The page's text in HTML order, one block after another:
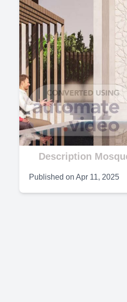
Description
Published on Apr 11, 2025